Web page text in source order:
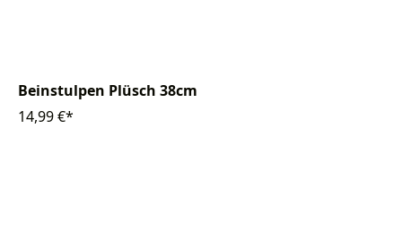
Beinstulpen Plüsch 38cm
14,99 €*